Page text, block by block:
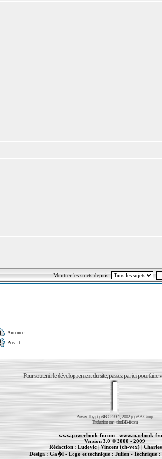
Montrer les sujets depuis:
Annonce
Post-it
Pour soutenir le développement du site, passez par ici pour faire
Powered byphpBB© 2001, 2002 phpBB Group
Traduction par :phpBB-fr.com
www.powerbook-fr.com - www.macbook-
Version 3.0 © 2000 - 2009
Rédaction : Ludovic|Vincent (ch-vox)| Charles
Design : Ga�l - Logo et technique : Julien - Technique :